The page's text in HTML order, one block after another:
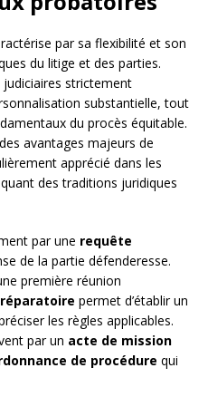
par sa flexibilité et son
du litige et des parties.
strictement
substantielle, tout
du procès équitable.
avantages majeurs de
apprécié dans les
des traditions juridiques
par une requête
de la partie défenderesse.
première réunion
permet d’établir un
les règles applicables.
par un acte de mission
de procédure qui